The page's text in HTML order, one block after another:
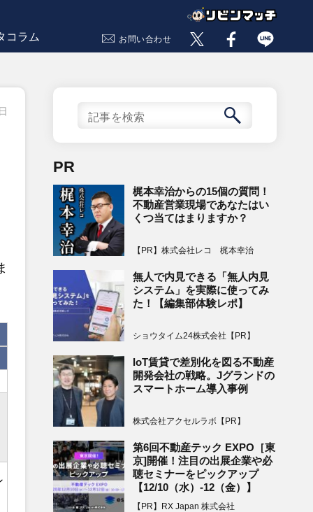
コラム お問い合わせ
PR
梶本幸治からの15個の質問！
不動産営業現場であなたはい
くつ当てはまりますか？
【PR】株式会社レコ 梶本幸治
無人で内見できる「無人内見
システム」を実際に使ってみ
た！【編集部体験レポ】
ショウタイム24株式会社【PR】
IoT賃貸で差別化を図る不動産
開発会社の戦略。Jグランドの
スマートホーム導入事例
株式会社アクセルラボ【PR】
第6回不動産テック EXPO［東
京]開催！注目の出展企業や必
聴セミナーをピックアップ
【12/10（水）-12（金）】
【PR】RX Japan 株式会社